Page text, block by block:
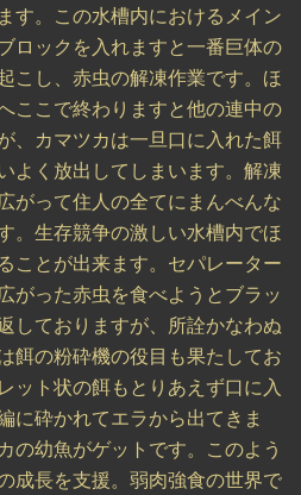
す。この水槽内におけるメイン
ロックを入れますと一番巨体の
こし、赤虫の解凍作業です。ほ
ここで終わりますと他の連中の
、カマツカは一旦口に入れた餌
よく放出してしまいます。解凍
がって住人の全てにまんべんな
。生存競争の激しい水槽内でほ
ことが出来ます。セパレーター
がった赤虫を食べようとブラッ
しておりますが、所詮かなわぬ
餌の粉砕機の役目も果たしてお
ット状の餌もとりあえず口に入
に砕かれてエラから出てきま
の幼魚がゲットです。このよう
成長を支援。弱肉強食の世界で